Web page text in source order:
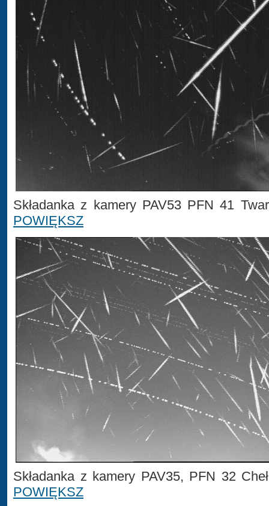
Składanka z kamery PAV53 PFN 41
POWIĘKSZ
Składanka z kamery PAV35, PFN 32
POWIĘKSZ